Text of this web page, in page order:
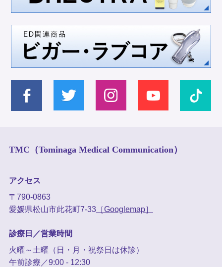
TMC（Tominaga Medical Communication）
アクセス
〒790-0863
愛媛県松山市此花町7-33［Googlemap］
診療日／営業時間
火曜～土曜（日・月・祝祭日は休診）
午前診療／9:00 - 12:30